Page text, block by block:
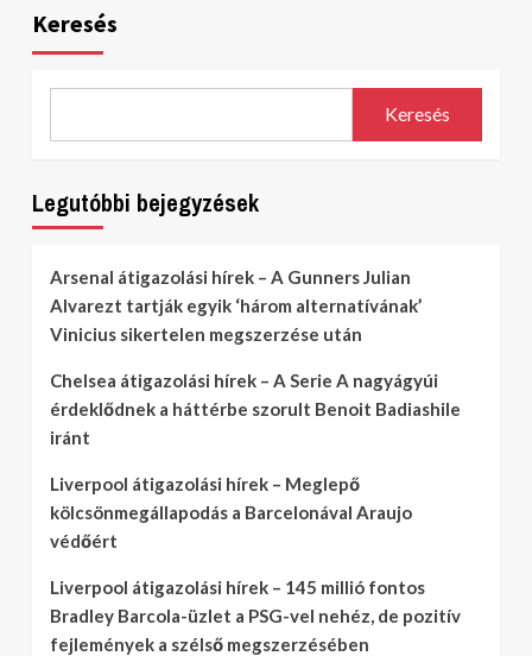
Keresés
Keresés
Legutóbbi bejegyzések
Arsenal átigazolási hírek – A Gunners Julian
Alvarezt tartják egyik ‘három alternatívának’
Vinicius sikertelen megszerzése után
Chelsea átigazolási hírek – A Serie A nagyágyúi
érdeklődnek a háttérbe szorult Benoit Badiashile
iránt
Liverpool átigazolási hírek – Meglepő
kölcsönmegállapodás a Barcelonával Araujo
védőért
Liverpool átigazolási hírek – 145 millió fontos
Bradley Barcola-üzlet a PSG-vel nehéz, de pozitív
fejlemények a szélső megszerzésében